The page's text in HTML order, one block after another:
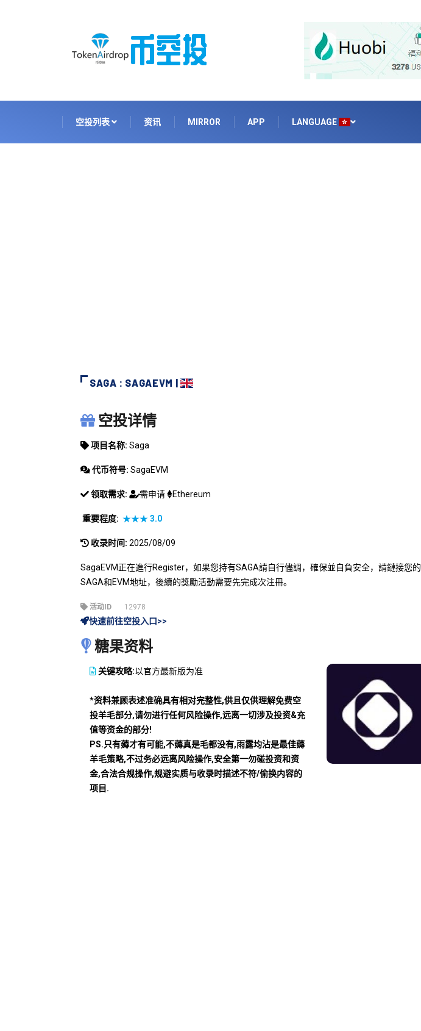
空投列表 资讯 MIRROR APP LANGUAGE
SAGA : SAGAEVM |
SAGA
空投详情
项目名称: Saga
代币符号: SagaEVM
领取需求: 需申请 Ethereum
重要程度: ★★★3.0
收录时间: 2025/08/09
SagaEVM正在進行Register，如果您持有SAGA請自行儘調，確保並自負安全，請鏈接您的
SAGA和EVM地址，後續的獎勵活動需要先完成次注冊。
活动ID 12978
快速前往空投入口>>
糖果资料
关键攻略:以官方最新版为准
*资料兼顾表述准确具有相对完整性,供且仅供理解免费空
投羊毛部分,请勿进行任何风险操作,远离一切涉及投资&充
值等资金的部分!
PS.只有薅才有可能,不薅真是毛都没有,雨露均沾是最佳薅
羊毛策略,不过务必远离风险操作,安全第一勿碰投资和资
金,合法合规操作,规避实质与收录时描述不符/偷换内容的
项目.